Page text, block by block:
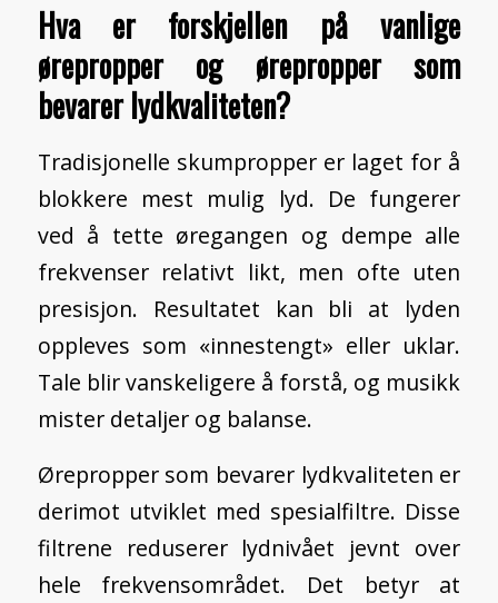
Hva er forskjellen på vanlige
ørepropper og ørepropper som
bevarer lydkvaliteten?
Tradisjonelle skumpropper er laget for å
blokkere mest mulig lyd. De fungerer
ved å tette øregangen og dempe alle
frekvenser relativt likt, men ofte uten
presisjon. Resultatet kan bli at lyden
oppleves som «innestengt» eller uklar.
Tale blir vanskeligere å forstå, og musikk
mister detaljer og balanse.
Ørepropper som bevarer lydkvaliteten er
derimot utviklet med spesialfiltre. Disse
filtrene reduserer lydnivået jevnt over
hele frekvensområdet. Det betyr at